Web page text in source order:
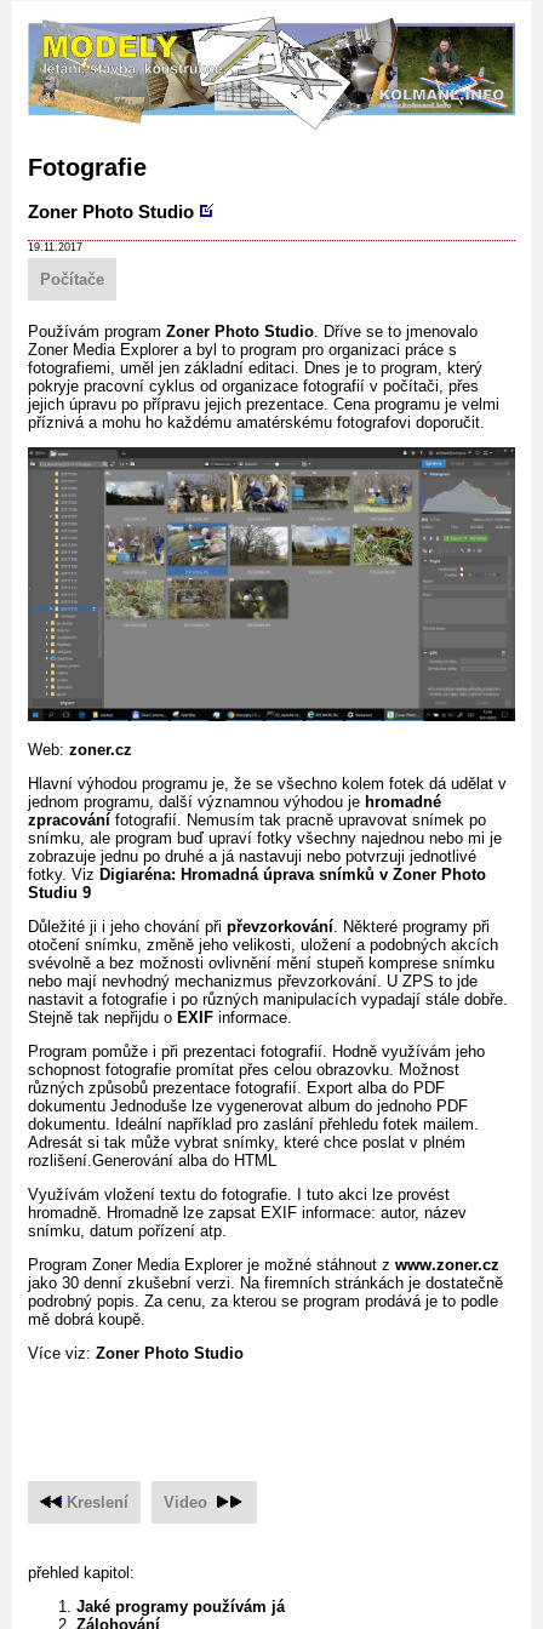
Fotografie
Zoner Photo Studio
19.11.2017
Počítače
Používám program Zoner Photo Studio . Dříve se to jmenovalo
Zoner Media Explorer a byl to program pro organizaci práce s
fotografiemi, uměl jen základní editaci. Dnes je to program, který
pokryje pracovní cyklus od organizace fotografií v počítači, přes
jejich úpravu po přípravu jejich prezentace. Cena programu je velmi
příznivá a mohu ho každému amatérskému fotografovi doporučit.
Web: zoner.cz
Hlavní výhodou programu je, že se všechno kolem fotek dá udělat v
jednom programu, další významnou výhodou je hromadné
zpracování fotografií. Nemusím tak pracně upravovat snímek po
snímku, ale program buď upraví fotky všechny najednou nebo mi je
zobrazuje jednu po druhé a já nastavuji nebo potvrzuji jednotlivé
fotky. Viz Digiaréna: Hromadná úprava snímků v Zoner Photo
Studiu 9
Důležité ji i jeho chování při převzorkování. Některé programy při
otočení snímku, změně jeho velikosti, uložení a podobných akcích
svévolně a bez možnosti ovlivnění mění stupeň komprese snímku
nebo mají nevhodný mechanizmus převzorkování. U ZPS to jde
nastavit a fotografie i po různých manipulacích vypadají stále dobře.
Stejně tak nepřijdu o EXIF informace.
Program pomůže i při prezentaci fotografií. Hodně využívám jeho
schopnost fotografie promítat přes celou obrazovku. Možnost
různých způsobů prezentace fotografií. Export alba do PDF
dokumentu Jednoduše lze vygenerovat album do jednoho PDF
dokumentu. Ideální například pro zaslání přehledu fotek mailem.
Adresát si tak může vybrat snímky, které chce poslat v plném
rozlišení.Generování alba do HTML
Využívám vložení textu do fotografie. I tuto akci lze provést
hromadně. Hromadně lze zapsat EXIF informace: autor, název
snímku, datum pořízení atp.
Program Zoner Media Explorer je možné stáhnout z www.zoner.cz
jako 30 denní zkušební verzi. Na firemních stránkách je dostatečně
podrobný popis. Za cenu, za kterou se program prodává je to podle
mě dobrá koupě.
Více viz: Zoner Photo Studio
Kreslení Video
přehled kapitol:
Jaké programy používám já
Zálohování